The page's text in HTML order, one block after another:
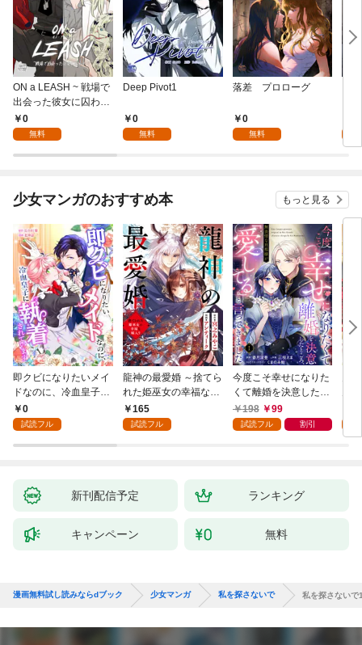
ON a LEASH ~ 戦場で
出会った彼女に囚われ
て ~1
0
無料
Deep Pivot1
0
無料
落差 プロローグ
0
無料
少女マンガのおすすめ本 もっと見る
即クビになりたいメイ
ドなのに、冷血皇子に
執着されています第1
話
0
試読フル
龍神の最愛婚 ～捨てら
れた姫巫女の幸福な嫁
入り～: 1
165
試読フル
今度こそ幸せになりた
くて離婚を決意したと
ころ、無表情な旦那様
が「愛してる」と言っ
198 99
試読フル 割引
新刊配信予定 ランキング
キャンペーン 無料
漫画無料試し読みならdブック 少女マンガ 私を探さないで 私を探さないで